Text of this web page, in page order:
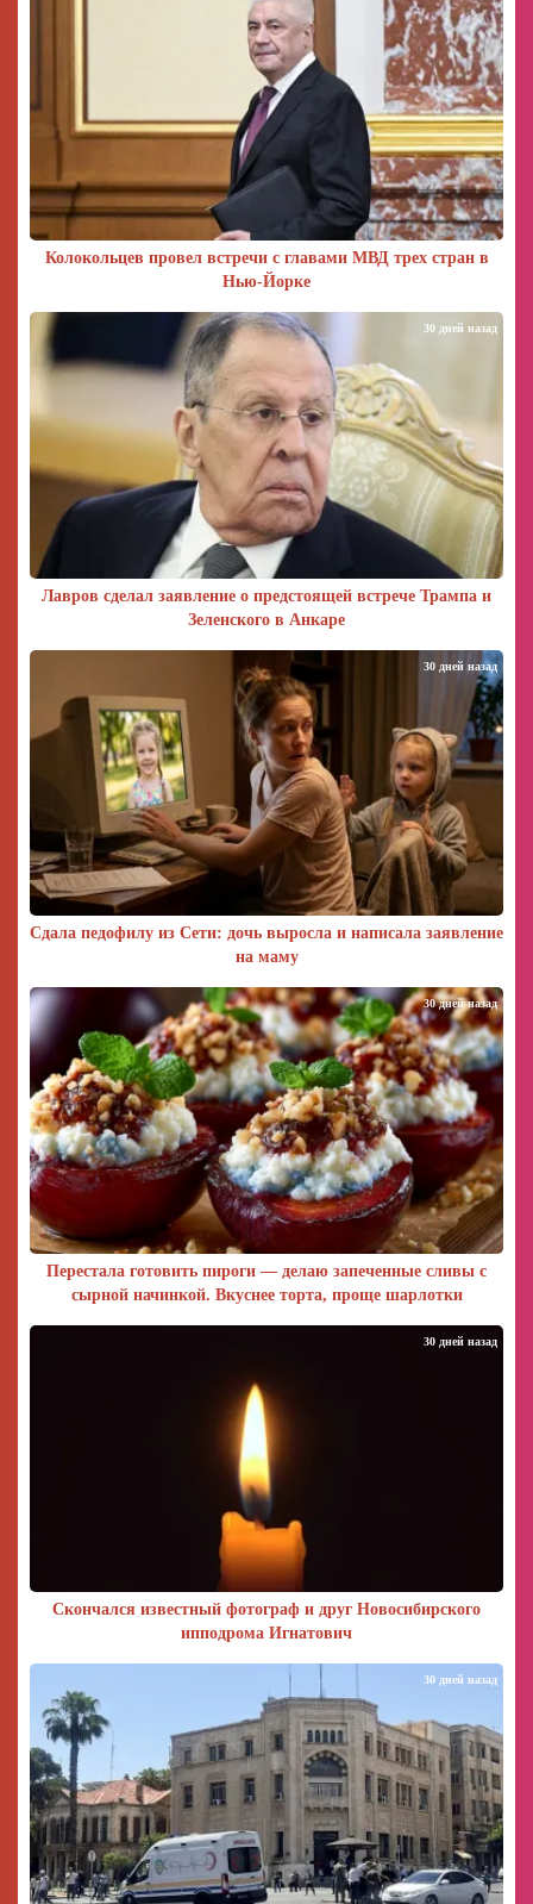
Колокольцев провел встречи с главами МВД трех стран в
Нью-Йорке
Лавров сделал заявление о предстоящей встрече Трампа и
Зеленского в Анкаре
30 дней назад
Сдала педофилу из Сети: дочь выросла и написала заявление
на маму
30 дней назад
Перестала готовить пироги — делаю запеченные сливы с
сырной начинкой. Вкуснее торта, проще шарлотки
30 дней назад
Скончался известный фотограф и друг Новосибирского
ипподрома Игнатович
30 дней назад
30 дней назад